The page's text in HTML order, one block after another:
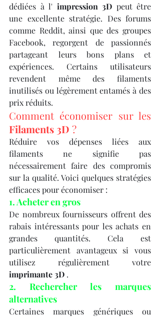
dédiées à l' impression 3D peut être
une excellente stratégie. Des forums
comme Reddit, ainsi que des groupes
Facebook, regorgent de passionnés
partageant leurs bons plans et
expériences. Certains utilisateurs
revendent même des filaments
inutilisés ou légèrement entamés à des
prix réduits.
Filaments 3D ?
Réduire vos dépenses liées aux
filaments ne signifie pas
nécessairement faire des compromis
sur la qualité. Voici quelques stratégies
efficaces pour économiser :
1. Acheter en gros
De nombreux fournisseurs offrent des
rabais intéressants pour les achats en
grandes quantités. Cela est
particulièrement avantageux si vous
imprimante 3D .
2. Rechercher les marques
alternatives
Certaines marques génériques ou